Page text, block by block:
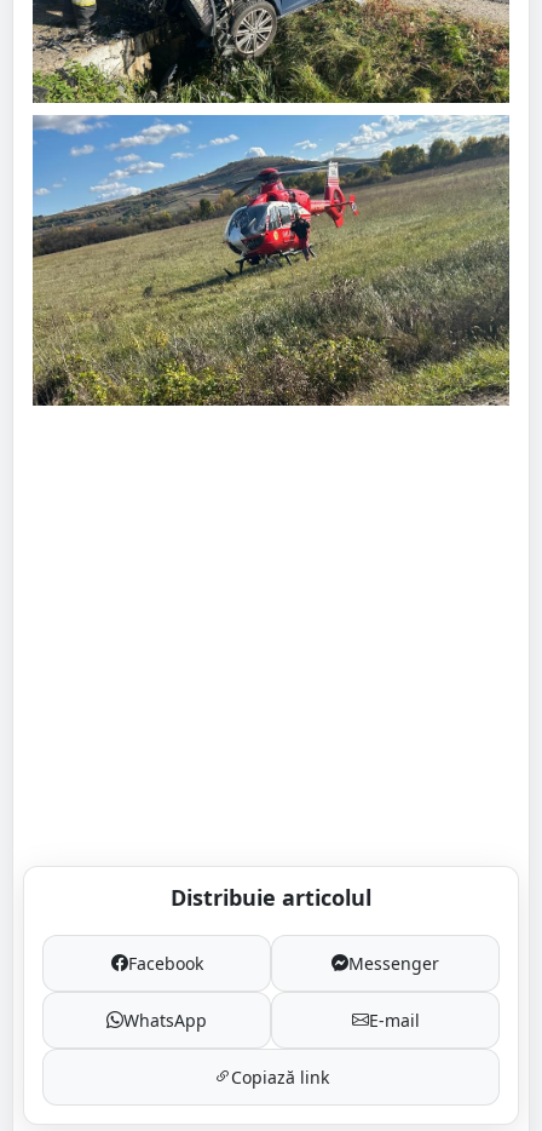
Distribuie articolul
Facebook Messenger
WhatsApp E-mail
Copiază link